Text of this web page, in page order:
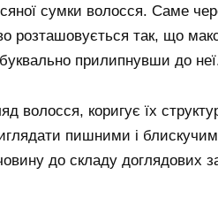
сумки волосся. Саме
розташовується так, що
прилипнувши до
волосся, коригує їх
пишними і
до складу доглядових